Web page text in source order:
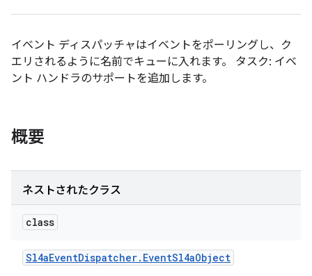
イベント ディスパッチャはイベントをポーリングし、ク
エリされるように名前でキューに入れます。 タスク: イベ
ント ハンドラのサポートを追加します。
概要
ネストされたクラス
class
Sl4aEventDispatcher. EventSl4aObject